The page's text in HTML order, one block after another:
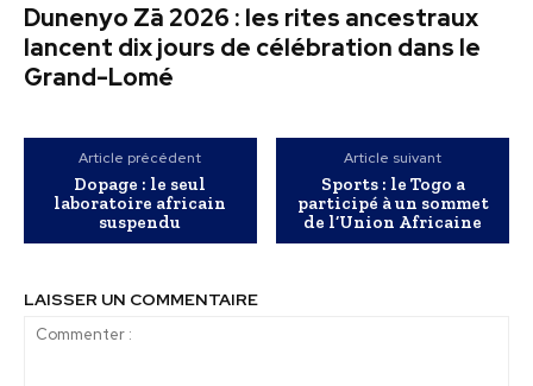
Dunenyo Zā 2026 : les rites ancestraux
lancent dix jours de célébration dans le
Grand-Lomé
Article précédent
Dopage : le seul
laboratoire africain
suspendu
Article suivant
Sports : le Togo a
participé à un sommet
de l’Union Africaine
LAISSER UN COMMENTAIRE